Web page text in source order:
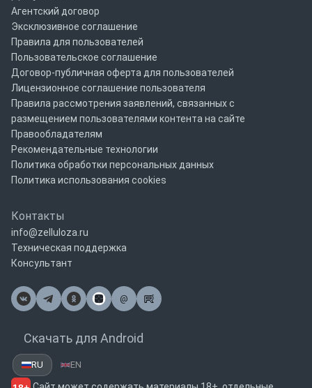
Агентский договор
Эксклюзивное соглашение
Правила для пользователей
Пользовательское соглашение
Договор-публичная оферта для пользователей
Лицензионное соглашение пользователя
Правила рассмотрения заявлений, связанных с
размещением пользователями контента на сайте
Правообладателям
Рекомендательные технологии
Политика обработки персональных данных
Политика использования cookies
Контакты
info@zelluloza.ru
Техническая поддержка
Консультант
@
Почта
Скачать для Android
RU EN